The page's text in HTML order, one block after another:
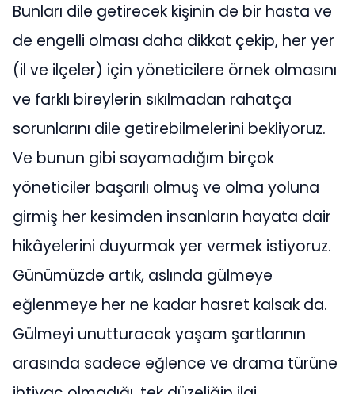
Bunları dile getirecek kişinin de bir hasta ve
de engelli olması daha dikkat çekip, her yer
(il ve ilçeler) için yöneticilere örnek olmasını
ve farklı bireylerin sıkılmadan rahatça
sorunlarını dile getirebilmelerini bekliyoruz.
Ve bunun gibi sayamadığım birçok
yöneticiler başarılı olmuş ve olma yoluna
girmiş her kesimden insanların hayata dair
hikâyelerini duyurmak yer vermek istiyoruz.
Günümüzde artık, aslında gülmeye
eğlenmeye her ne kadar hasret kalsak da.
Gülmeyi unutturacak yaşam şartlarının
arasında sadece eğlence ve drama türüne